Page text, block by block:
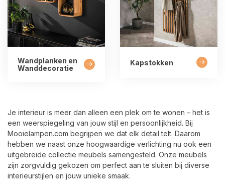
Wandplanken en
Wanddecoratie
Kapstokken
Je interieur is meer dan alleen een plek om te wonen – het is
een weerspiegeling van jouw stijl en persoonlijkheid. Bij
Mooielampen.com begrijpen we dat elk detail telt. Daarom
hebben we naast onze hoogwaardige verlichting nu ook een
uitgebreide collectie meubels samengesteld. Onze meubels
zijn zorgvuldig gekozen om perfect aan te sluiten bij diverse
interieurstijlen en jouw unieke smaak.